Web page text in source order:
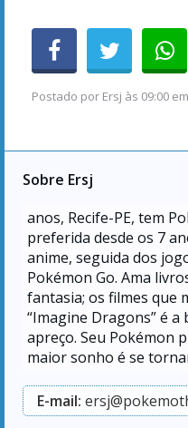
Postado por Ersj às 09:00
Sobre Ersj
anos, Recife-PE, tem
preferida desde os 7
anime, seguida dos
Pokémon Go. Ama
fantasia; os filmes que
“Imagine Dragons” é
apreço. Seu Pokémon
maior sonho é se
E-mail: